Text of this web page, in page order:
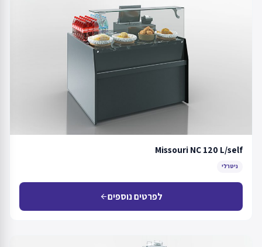
Missouri NC 120 L/self
ניטרלי
לפרטים נוספיםarrow_back